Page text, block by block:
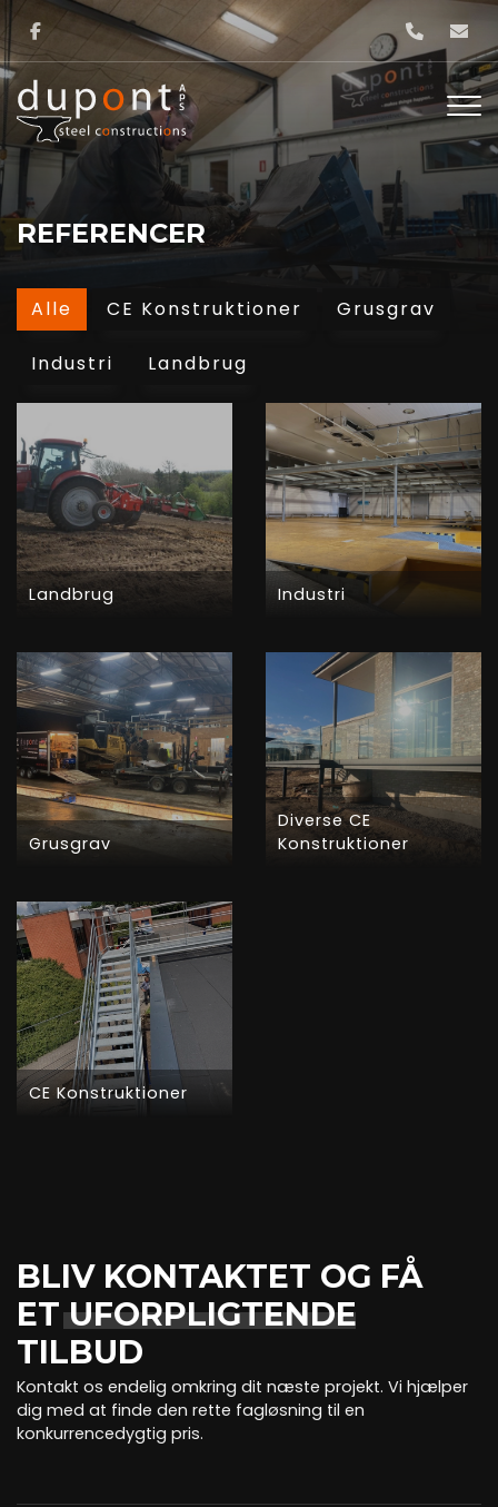
to
main
content
REFERENCER
Alle CE Konstruktioner Grusgrav
Industri Landbrug
Landbrug Industri
Grusgrav
Diverse CE
Konstruktioner
CE Konstruktioner
BLIV KONTAKTET OG FÅ
ETUFORPLIGTENDE
TILBUD
Kontakt os endelig omkring dit næste projekt. Vi hjælper
dig med at finde den rette fagløsning til en
konkurrencedygtig pris.